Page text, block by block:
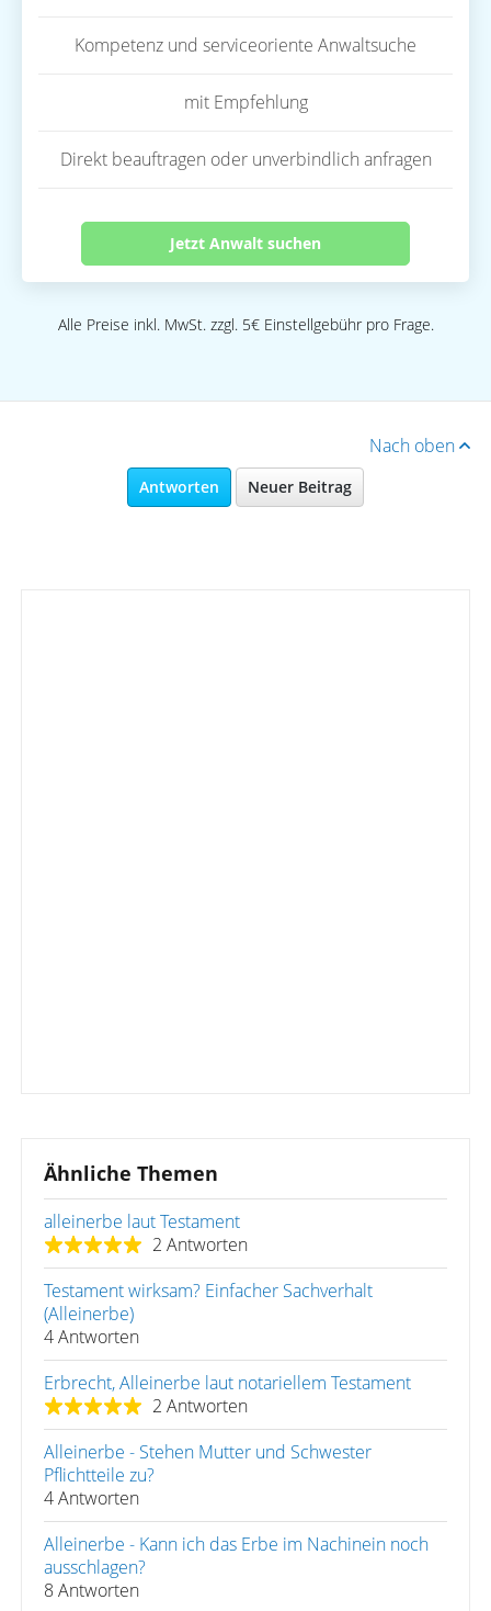
Kompetenz und serviceoriente Anwaltsuche
mit Empfehlung
Direkt beauftragen oder unverbindlich anfragen
Jetzt Anwalt suchen
Alle Preise inkl. MwSt. zzgl. 5€ Einstellgebühr pro Frage.
Nach oben
Antworten Neuer Beitrag
Ähnliche Themen
alleinerbe laut Testament
2 Antworten
Testament wirksam? Einfacher Sachverhalt
(Alleinerbe)
4 Antworten
Erbrecht, Alleinerbe laut notariellem Testament
2 Antworten
Alleinerbe - Stehen Mutter und Schwester
Pflichtteile zu?
4 Antworten
Alleinerbe - Kann ich das Erbe im Nachinein noch
ausschlagen?
8 Antworten